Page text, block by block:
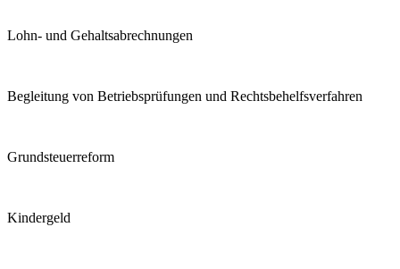
Lohn- und Gehaltsabrechnungen
Begleitung von Betriebsprüfungen und Rechtsbehelfsverfahren
Grundsteuerreform
Kindergeld